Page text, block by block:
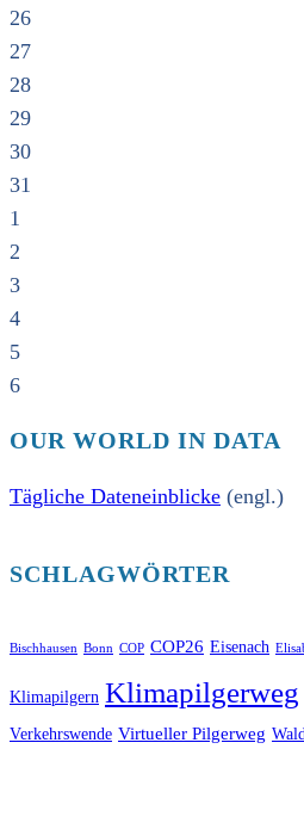
26
27
28
29
30
31
1
2
3
4
5
6
OUR WORLD IN DATA
Tägliche Dateneinblicke (engl.)
SCHLAGWÖRTER
Bischhausen Bonn COP COP26 Eisenach
Klimapilgern Klimapilgerweg
Verkehrswende Virtueller Pilgerweg